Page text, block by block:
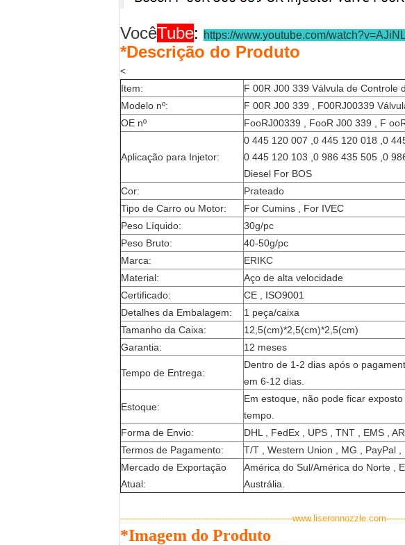
VocêTube: https://www.youtube.com/
*Descrição do Produto
<
Item:
F 00R J00 339 Válvula de Controle
Modelo nº:
F 00R J00 339 , F00RJ00339
OE nº
FooRJ00339 , FooR J00 339 , F
Aplicação para Injetor:
0 445 120 007 ,0 445 120 018 ,0
0 445 120 103 ,0 986 435 505 ,0
Diesel For BOS
Cor:
Prateado
Tipo de Carro ou Motor:
For Cumins , For IVEC
Peso Líquido:
30g/pc
Peso Bruto:
40-50g/pc
Marca:
ERIKC
Material:
Aço de alta velocidade
Certificado:
CE , ISO9001
Detalhes da Embalagem:
1 peça/caixa
Tamanho da Caixa:
12,5(cm)*2,5(cm)*2,5(cm)
Garantia:
12 meses
Tempo de Entrega:
Dentro de 1-2 dias após o
em 6-12 dias.
Estoque:
Em estoque, não pode ficar
tempo.
Forma de Envio:
DHL , FedEx , UPS , TNT , EMS ,
Termos de Pagamento:
T/T , Western Union , MG , PayPal ,
Mercado de Exportação
Atual:
América do Sul/América do Norte ,
Austrália.
--------------------------------------------------------------
*Imagem do Produto